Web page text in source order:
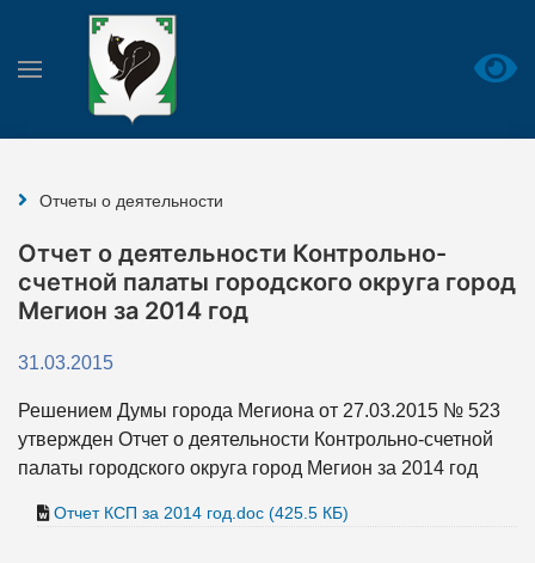
Отчеты о деятельности
Отчет о деятельности Контрольно-
счетной палаты городского округа город
Мегион за 2014 год
31.03.2015
Решением Думы города Мегиона от 27.03.2015 № 523
утвержден Отчет о деятельности Контрольно-счетной
палаты городского округа город Мегион за 2014 год
Отчет КСП за 2014 год.doc (425.5 КБ)